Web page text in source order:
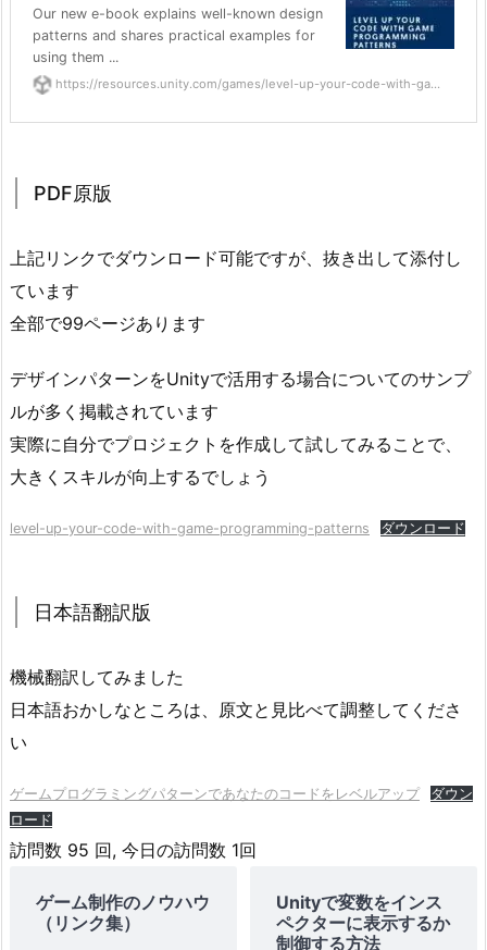
P
D
2.
本
翻
訳
Our new e-book explains well-known design
patterns and shares practical examples for
using them ...
https://resources.unity.com/games/level-up-your-code-with-ga...
PDF原版
上記リンクでダウンロード可能ですが、抜き出して添付し
ています
全部で99ページあります
デザインパターンをUnityで活用する場合についてのサンプ
ルが多く掲載されています
実際に自分でプロジェクトを作成して試してみることで、
大きくスキルが向上するでしょう
level-up-your-code-with-game-programming-patterns ダウンロード
日本語翻訳版
機械翻訳してみました
日本語おかしなところは、原文と見比べて調整してくださ
い
ゲームプログラミングパターンであなたのコードをレベルアップ
ダウン
ロード
訪問数 95 回, 今日の訪問数 1回
ゲーム制作のノウハウ
（リンク集）
Unityで変数をインス
ペクターに表示するか
制御する方法